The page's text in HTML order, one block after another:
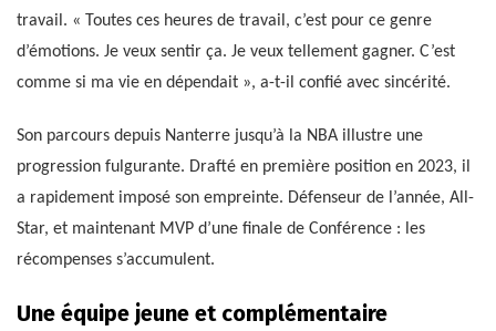
travail. « Toutes ces heures de travail, c’est pour ce genre
d’émotions. Je veux sentir ça. Je veux tellement gagner. C’est
comme si ma vie en dépendait », a-t-il confié avec sincérité.
Son parcours depuis Nanterre jusqu’à la NBA illustre une
progression fulgurante. Drafté en première position en 2023, il
a rapidement imposé son empreinte. Défenseur de l’année, All-
Star, et maintenant MVP d’une finale de Conférence : les
récompenses s’accumulent.
Une équipe jeune et complémentaire